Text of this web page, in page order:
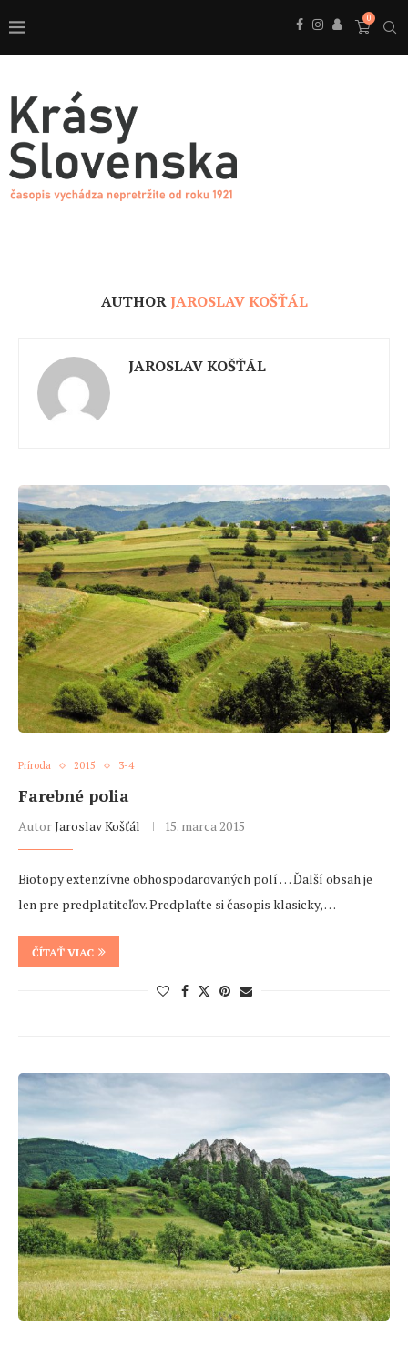
0
AUTHORJAROSLAV KOŠŤÁL
JAROSLAV KOŠŤÁL
Príroda 2015 3-4
Farebné polia
AutorJaroslav Košťál 15. marca 2015
Biotopy extenzívne obhospodarovaných polí … Ďalší obsah je
len pre predplatiteľov. Predplaťte si časopis klasicky, …
ČÍTAŤ VIAC